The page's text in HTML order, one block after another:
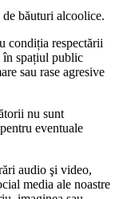
băuturi alcoolice.
condiția respectării
în spațiul public
sau rase agresive
nu sunt
eventuale
audio şi video,
media ale noastre